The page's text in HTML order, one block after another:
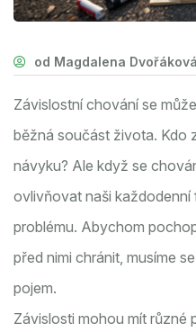
od Magdalena Dvořáková
Závislostní chování se
běžná součást života. Kdo
návyku? Ale když se
ovlivňovat naši
problému. Abychom
před nimi chránit, musíme
pojem.
Závislosti mohou mít různé